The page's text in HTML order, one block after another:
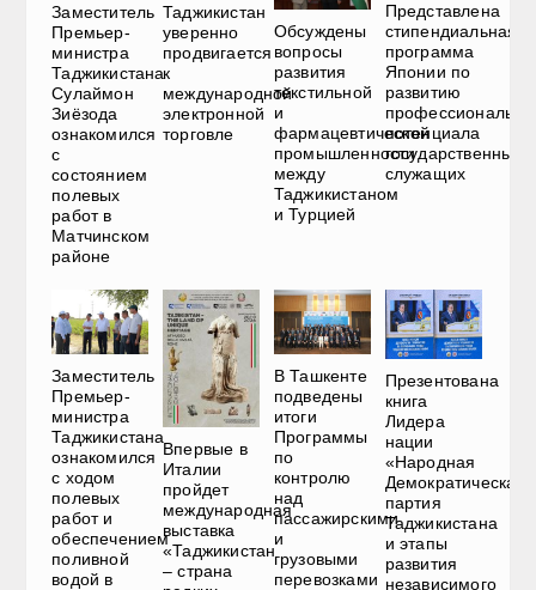
Заместитель
Премьер-
министра
Таджикистана
Сулаймон
Зиёзода
ознакомился
с
состоянием
полевых
работ в
Матчинском
районе
Таджикистан
уверенно
продвигается
к
международной
электронной
торговле
Обсуждены
вопросы
развития
текстильной
и
фармацевтической
промышленности
между
Таджикистаном
и Турцией
Представлена
стипендиальная
программа
Японии по
развитию
потенциала
государственных
служащих
Заместитель
Премьер-
министра
Таджикистана
ознакомился
с ходом
полевых
работ и
обеспечением
поливной
водой в
Впервые в
Италии
пройдет
международная
выставка
«Таджикистан
– страна
В Ташкенте
подведены
итоги
Программы
по
контролю
над
пассажирскими
и
грузовыми
перевозками
Презентована
книга
Лидера
нации
«Народная
Демократическая
партия
Таджикистана
и этапы
развития
независимого